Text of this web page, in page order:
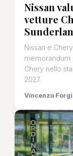
Nissan
vetture
Nissan e
memorandum
Chery nello
2027.
Vincenzo